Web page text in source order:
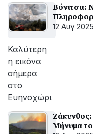
Βόνιτσα:
12 Αυγ
Καλύτερη
η εικόνα
σήμερα
στο
Ευηνοχώρι
Μήνυμα